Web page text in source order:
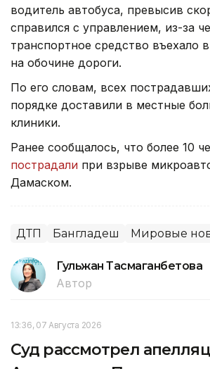
водитель автобуса, превысив
справился с управлением, из-за
транспортное средство въехало
на обочине дороги.
По его словам, всех
порядке доставили в местные
клиники.
Ранее сообщалось, что более 10
пострадали при взрыве
Дамаском.
ДТП Бангладеш Мировые
Гульжан Тасмаганбетова
Автор
13:36, 07 Августа 2026
Суд рассмотрел